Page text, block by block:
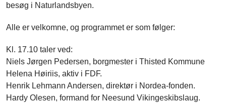
besøg i Naturlandsbyen.
Alle er velkomne, og programmet er som følger:
Kl. 17.10 taler ved:
Niels Jørgen Pedersen, borgmester i Thisted Kommune
Helena Høiriis, aktiv i FDF.
Henrik Lehmann Andersen, direktør i Nordea-fonden.
Hardy Olesen, formand for Neesund Vikingeskibslaug.